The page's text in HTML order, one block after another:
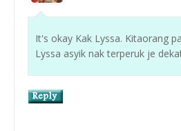
It's okay Kak Lyssa. Kitaorang
Lyssa asyik nak terperuk je